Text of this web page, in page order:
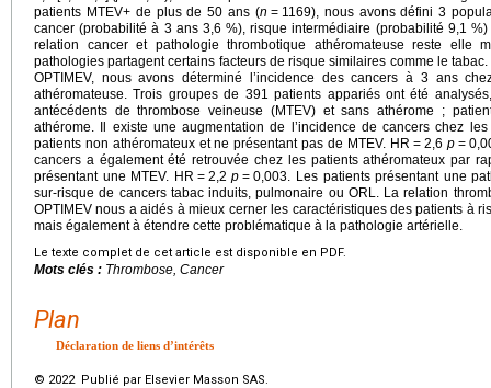
patients MTEV+ de plus de 50 ans (n = 1169), nous avons défini 3
cancer (probabilité à 3 ans 3,6 %), risque intermédiaire (probabilité 9,1
relation cancer et pathologie thrombotique athéromateuse reste elle
pathologies partagent certains facteurs de risque similaires comme le
OPTIMEV, nous avons déterminé l’incidence des cancers à 3 ans
athéromateuse. Trois groupes de 391 patients appariés ont été
antécédents de thrombose veineuse (MTEV) et sans athérome ;
athérome. Il existe une augmentation de l’incidence de cancers chez
patients non athéromateux et ne présentant pas de MTEV. HR = 2,6 p =
cancers a également été retrouvée chez les patients athéromateux par
présentant une MTEV. HR = 2,2p = 0,003. Les patients présentant une
sur-risque de cancers tabac induits, pulmonaire ou ORL. La relation
OPTIMEV nous a aidés à mieux cerner les caractéristiques des patients à
mais également à étendre cette problématique à la pathologie artérielle.
Le texte complet de cet article est disponible en PDF.
Mots clés : Thrombose, Cancer
Plan
Déclaration de liens d’intérêts
© 2022 Publié par Elsevier Masson SAS.